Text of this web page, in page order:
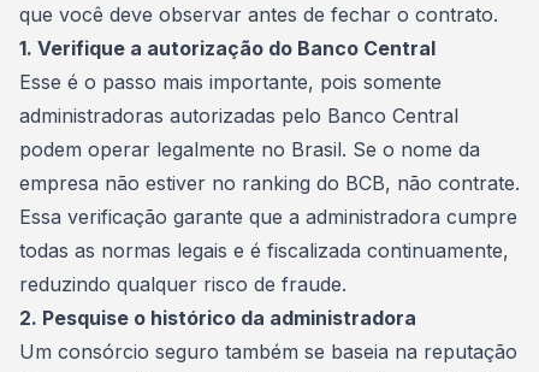
que você deve observar antes de fechar o contrato.
1. Verifique a autorização do Banco Central
Esse é o passo mais importante, pois somente
administradoras autorizadas pelo Banco Central
podem operar legalmente no Brasil. Se o nome da
empresa não estiver no ranking do BCB, não contrate.
Essa verificação garante que a administradora cumpre
todas as normas legais e é fiscalizada continuamente,
reduzindo qualquer risco de fraude.
2. Pesquise o histórico da administradora
Um consórcio seguro também se baseia na reputação